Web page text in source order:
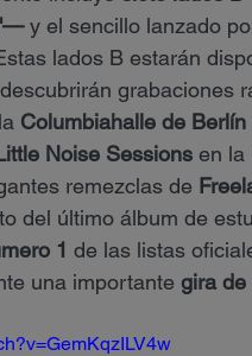
y el sencillo lanzado
lados B estarán
grabaciones
Columbiahalle de Berlín
Noise Sessions en la
remezclas de
del último álbum de
1 de las listas
una importante gira de